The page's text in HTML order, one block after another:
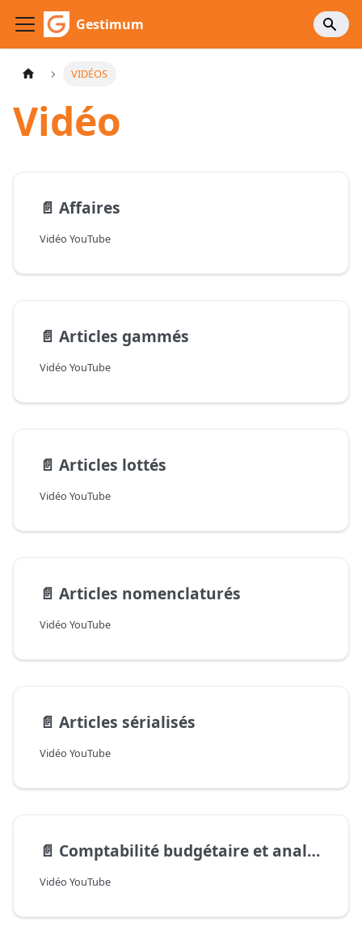
Gestimum
VIDÉOS
Vidéo
📄️ Affaires
Vidéo YouTube
📄️ Articles gammés
Vidéo YouTube
📄️ Articles lottés
Vidéo YouTube
📄️ Articles nomenclaturés
Vidéo YouTube
📄️ Articles sérialisés
Vidéo YouTube
📄️ Comptabilité budgétaire et analytique
Vidéo YouTube